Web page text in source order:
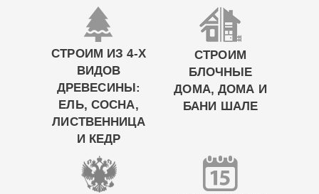
СТРОИМ ИЗ 4-Х
ВИДОВ
ДРЕВЕСИНЫ:
ЕЛЬ, СОСНА,
ЛИСТВЕННИЦА
И КЕДР
СТРОИМ
БЛОЧНЫЕ
ДОМА, ДОМА И
БАНИ ШАЛЕ